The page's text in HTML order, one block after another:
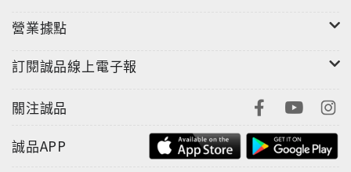
營業據點
訂閱誠品線上電子報
關注誠品
誠品APP